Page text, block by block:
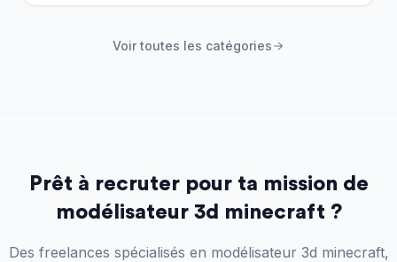
Voir toutes les catégories
Prêt à recruter pour ta mission de
modélisateur 3d minecraft ?
Des freelances spécialisés en modélisateur 3d minecraft,